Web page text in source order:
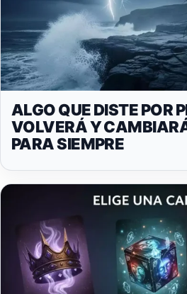
ALGO QUE DISTE POR
VOLVERÁ Y
PARA SIEMPRE